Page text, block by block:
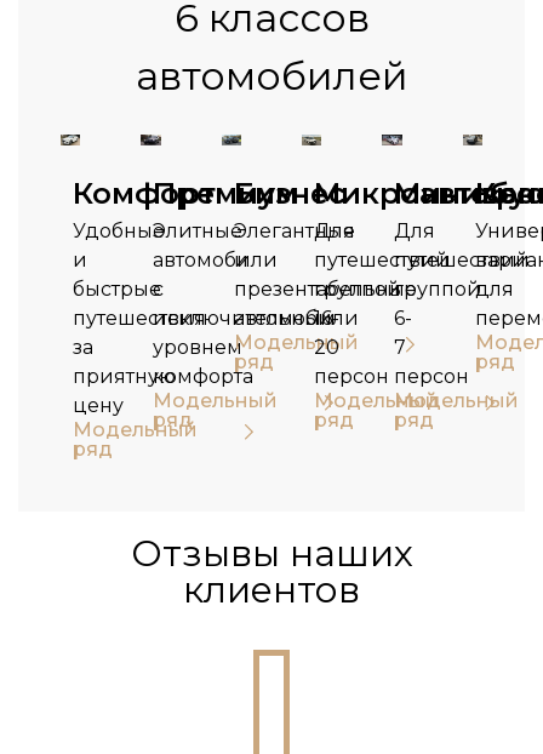
6 классов
автомобилей
Комфорт
Удобные
и
быстрые
путешествия
за
приятную
цену
Модельный
ряд
Премиум
Элитные
автомобили
с
исключительным
уровнем
комфорта
Модельный
ряд
Бизнес
Элегантные
и
презентабельные
автомобили
Модельный
ряд
Для
путешествий
группой
16-
20
персон
Модельный
ряд
Для
путешествий
группой
6-
7
персон
Модельный
ряд
для
ряд
Отзывы наших
клиентов